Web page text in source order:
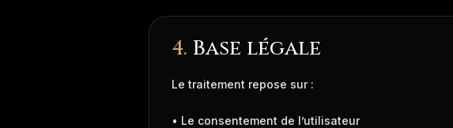
4. Base légale
Le traitement repose sur :
• Le consentement de l’utilisateur